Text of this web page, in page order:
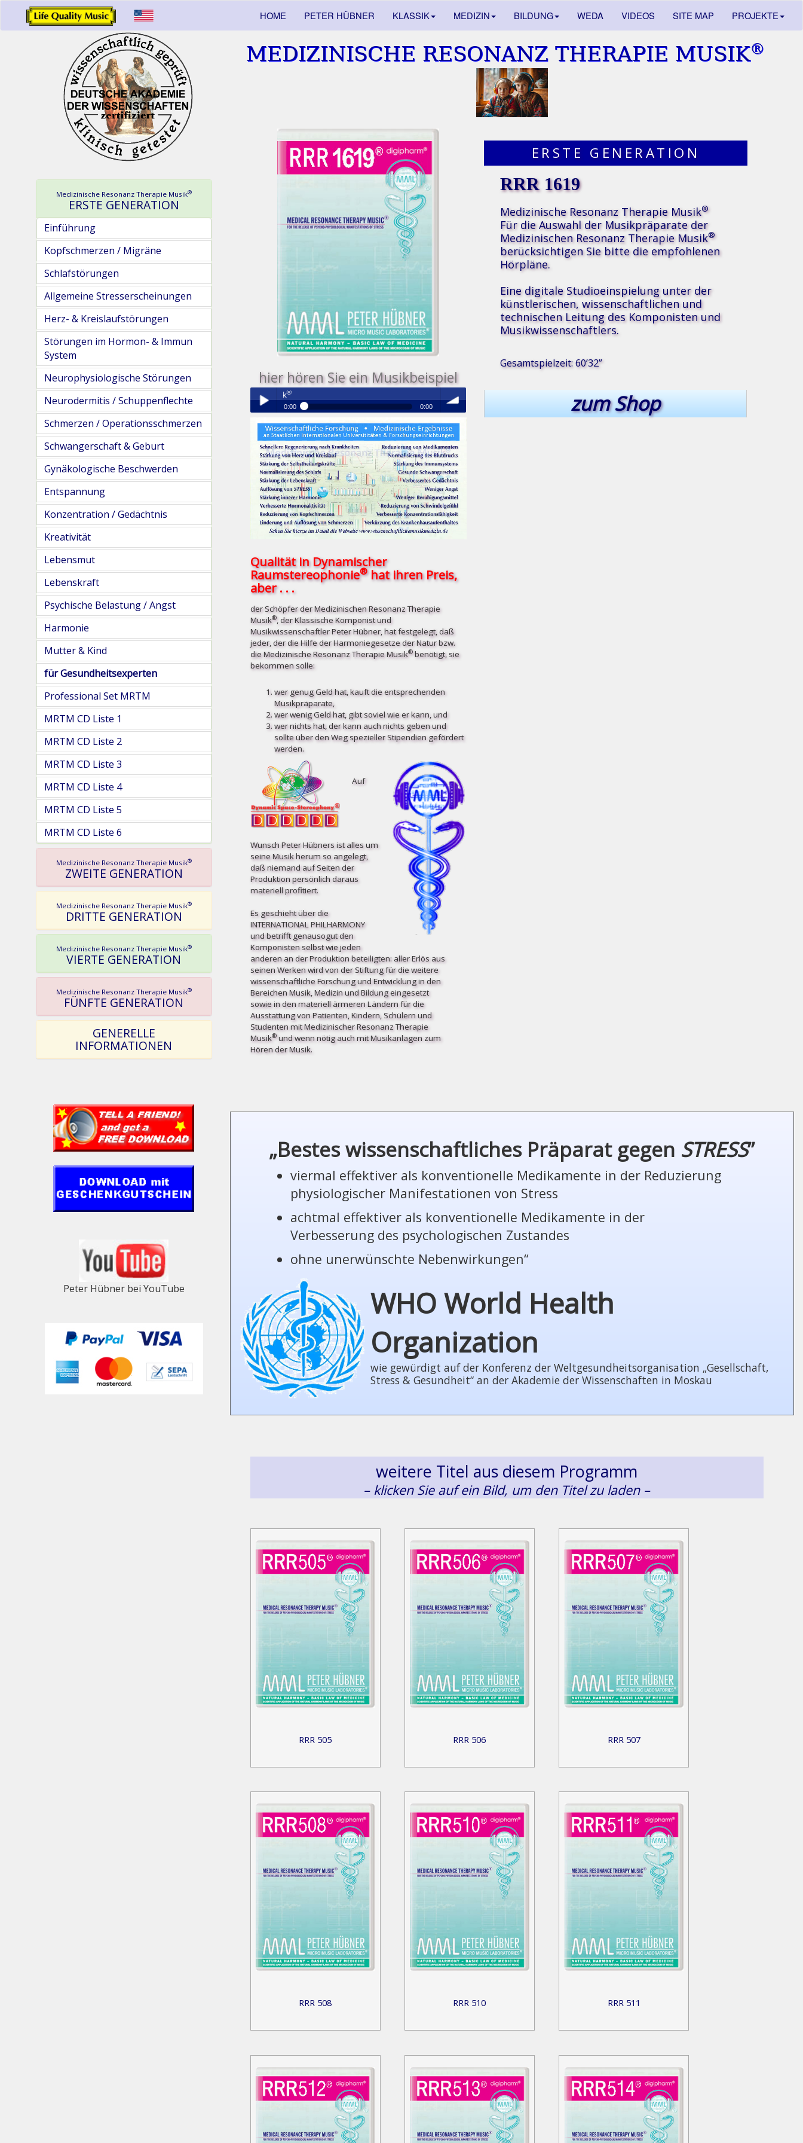
HOME PETER HÜBNER KLASSIK MEDIZIN BILDUNG WEDA VIDEOS SITE MAP PROJEKTE
Medizinische Resonanz Therapie Musik®
ERSTE GENERATION
Einführung
Kopfschmerzen / Migräne
Schlafstörungen
Allgemeine Stresserscheinungen
Herz- & Kreislaufstörungen
Störungen im Hormon- & Immun
System
Neurophysiologische Störungen
Neurodermitis / Schuppenflechte
Schmerzen / Operationsschmerzen
Schwangerschaft & Geburt
Gynäkologische Beschwerden
Entspannung
Konzentration / Gedächtnis
Kreativität
Lebensmut
Lebenskraft
Psychische Belastung / Angst
Harmonie
Mutter & Kind
für Gesundheitsexperten
Professional Set MRTM
MRTM CD Liste 1
MRTM CD Liste 2
MRTM CD Liste 3
MRTM CD Liste 4
MRTM CD Liste 5
MRTM CD Liste 6
Medizinische Resonanz Therapie Musik®
ZWEITE GENERATION
Medizinische Resonanz Therapie Musik®
DRITTE GENERATION
Medizinische Resonanz Therapie Musik®
VIERTE GENERATION
Medizinische Resonanz Therapie Musik®
FÜNFTE GENERATION
GENERELLE
INFORMATIONEN
Peter Hübner bei YouTube
MEDIZINISCHE RESONANZ THERAPIE MUSIK®
hier hören Sie ein Musikbeispiel
Play /
pause
Medizinische Resonanz Therapie Musik
0:00 0:00
volume
Medizinische Resonanz Therapie Musik®
Qualität in Dynamischer
Raumstereophonie®hat ihren Preis,
aber . . .
der Schöpfer der Medizinischen Resonanz Therapie
Musik®, der Klassische Komponist und
Musikwissenschaftler Peter Hübner, hat festgelegt, daß
jeder, der die Hilfe der Harmoniegesetze der Natur bzw.
die Medizinische Resonanz Therapie Musik®benötigt, sie
bekommen solle:
wer genug Geld hat, kauft die entsprechenden
Musikpräparate,
wer wenig Geld hat, gibt soviel wie er kann, und
wer nichts hat, der kann auch nichts geben und
sollte über den Weg spezieller Stipendien gefördert
werden.
Auf
Wunsch Peter Hübners ist alles um
seine Musik herum so angelegt,
daß niemand auf Seiten der
Produktion persönlich daraus
materiell profitiert.
Es geschieht über die
INTERNATIONAL PHILHARMONY
und betrifft ge­nau­so­gut den
Komponisten selbst wie jeden
anderen an der Produktion beteiligten: aller Erlös aus
seinen Werken wird von der Stiftung für die weitere
wissenschaftliche Forschung und Entwicklung in den
Bereichen Musik, Medizin und Bildung eingesetzt
sowie in den materiell ärmeren Ländern für die
Ausstattung von Patienten, Kindern, Schülern und
Studenten mit Medizinischer Resonanz Therapie
Musik®und wenn nötig auch mit Musikanlagen zum
Hören der Musik.
ERSTE GENERATION
RRR 1619
Medizinische Resonanz Therapie Musik®
Für die Auswahl der Musikpräparate der
Medizinischen Resonanz Therapie Musik®
berücksichtigen Sie bitte dieempfohlenen
Hörpläne.
Eine digitale Studioeinspielung unter der
künstlerischen, wissenschaftlichen und
technischen Leitung des Komponisten und
Musikwissenschaftlers.
Gesamtspielzeit: 60’32”
zum Shop
„Bestes wissenschaftliches Präparat gegen STRESS”
viermal effektiver als konventionelle Medikamente in der Reduzierung
phy­sio­lo­gi­scher Manifestationen von Stress
achtmal effektiver als konventionelle Medikamente in der
Verbesserung des psychologischen Zustandes
ohne unerwünschte Nebenwirkungen“
WHO World Health
Organization
wie gewürdigt auf der Konferenz der Welt­ge­sund­heits­or­ga­ni­sa­tion „Gesellschaft,
Stress & Gesundheit“ an der Akademie der Wissenschaften in Moskau
weitere Titel aus diesem Programm
– klicken Sie auf ein Bild, um den Titel zu laden –
RRR 505 RRR 506 RRR 507
RRR 508 RRR 510 RRR 511